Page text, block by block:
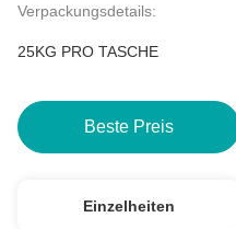
Verpackungsdetails:
25KG PRO TASCHE
Beste Preis
Einzelheiten